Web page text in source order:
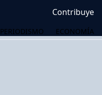
Contribuye
PERIODISMO ECONOMÍA